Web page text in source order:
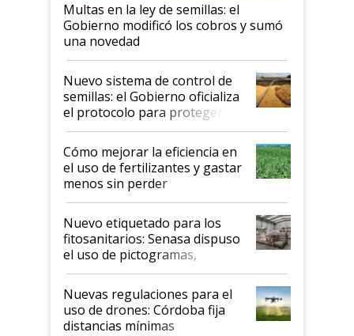
Multas en la ley de semillas: el
Gobierno modificó los cobros y sumó
una novedad
Nuevo sistema de control de
semillas: el Gobierno oficializa
el protocolo para proteger la
propiedad intelectual
Cómo mejorar la eficiencia en
el uso de fertilizantes y gastar
menos sin perder
productividad en la campaña
fina
Nuevo etiquetado para los
fitosanitarios: Senasa dispuso
el uso de pictogramas,
palabras de advertencia e
indicaciones
Nuevas regulaciones para el
uso de drones: Córdoba fija
distancias mínimas